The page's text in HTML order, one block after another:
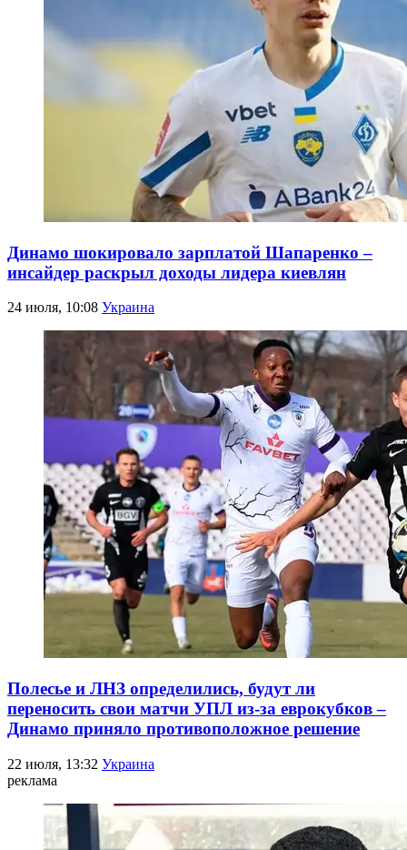
Динамо шокировало зарплатой Шапаренко –
инсайдер раскрыл доходы лидера киевлян
24 июля, 10:08 Украина
Полесье и ЛНЗ определились, будут ли
переносить свои матчи УПЛ из-за еврокубков –
Динамо приняло противоположное решение
22 июля, 13:32 Украина
реклама